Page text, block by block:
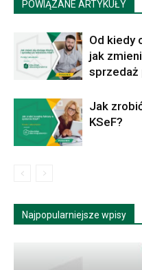
POWIĄZANE ARTYKUŁY
Od kiedy
jak
sprzedaż
Jak
KSeF?
Najpopularniejsze wpisy